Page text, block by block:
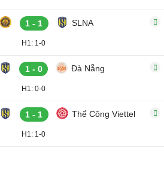
1 - 1 SLNA
H1: 1-0
1 - 0 Đà Nẵng
H1: 0-0
1 - 1 Thể Công Viettel
H1: 1-0